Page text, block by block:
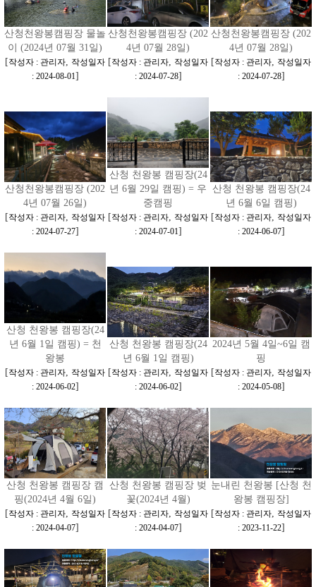
산청천왕봉캠핑장 물놀
이 (2024년 07월 31일)
[작성자 : 관리자, 작성일자
: 2024-08-01]
산청천왕봉캠핑장 (202
4년 07월 28일)
[작성자 : 관리자, 작성일자
: 2024-07-28]
산청천왕봉캠핑장 (202
4년 07월 28일)
[작성자 : 관리자, 작성일자
: 2024-07-28]
산청천왕봉캠핑장 (202
4년 07월 26일)
[작성자 : 관리자, 작성일자
: 2024-07-27]
산청 천왕봉 캠핑장(24
년 6월 29일 캠핑) = 우
중캠핑
[작성자 : 관리자, 작성일자
: 2024-07-01]
산청 천왕봉 캠핑장(24
년 6월 6일 캠핑)
[작성자 : 관리자, 작성일자
: 2024-06-07]
산청 천왕봉 캠핑장(24
년 6월 1일 캠핑) = 천
왕봉
[작성자 : 관리자, 작성일자
: 2024-06-02]
산청 천왕봉 캠핑장(24
년 6월 1일 캠핑)
[작성자 : 관리자, 작성일자
: 2024-06-02]
2024년 5월 4일~6일 캠
핑
[작성자 : 관리자, 작성일자
: 2024-05-08]
산청 천왕봉 캠핑장 캠
핑(2024년 4월 6일)
[작성자 : 관리자, 작성일자
: 2024-04-07]
산청 천왕봉 캠핑장 벚
꽃(2024년 4월)
[작성자 : 관리자, 작성일자
: 2024-04-07]
눈내린 천왕봉 [산청 천
왕봉 캠핑장]
[작성자 : 관리자, 작성일자
: 2023-11-22]